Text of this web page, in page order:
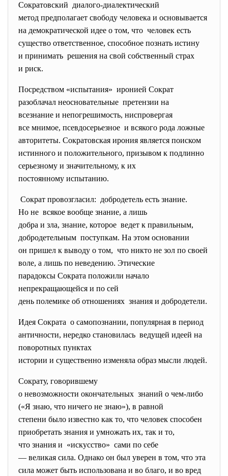
Сократовский диалого-диалектический
метод предполагает свободу человека и основывается
на демо­кратической идее о том, что человек есть
существо ответственное, способное познать истину
и принимать решения на свой собственный страх
и риск.
Посредством «испытания» иронией Сократ
разоблачал неосновательные претензии на
всезнание и непогрешимость, ниспровергая
все мнимое, псевдосерьезное и всякого рода ложные
авторитеты. Сократовская ирония является поиском
истинного и положительного, призывом к подлинно
серьезному и значительному, к их
постоянному испытанию.
Сократ провозгласил: добродетель есть знание.
Но не всякое вообще знание, а лишь
добра и зла, знание, которое ведет к правильным,
добродетельным поступкам. На этом основании
он пришел к выводу о том, что никто не зол по своей
воле, а лишь по неведению. Этические
парадоксы Сократа положили начало
непрекращающейся и по сей
день полемике об отношениях знания и добродетели.
Идея Сократа о самопознании, популярная в период
античности, нередко становилась ведущей идеей на
поворотных пунктах
истории и существенно изменяла образ мысли людей.
Сократу, говорившему
о невозможности окончательных знаний о чем-либо
(«Я знаю, что ничего не знаю»), в равной
степени было известно как то, что человек способен
приобретать знания и умножать их, так и то,
что знания и «искусство» сами по себе
— великая сила. Однако он был уверен в том, что эта
сила может быть использована и во благо, и во вред